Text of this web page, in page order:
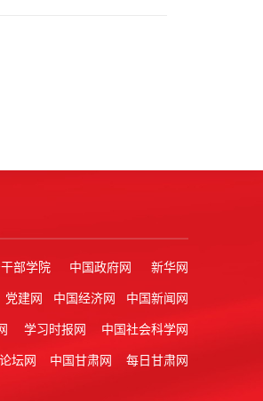
部学院 中国政府网 新华网
党建网 中国经济网 中国新闻网
学习时报网 中国社会科学网
坛网 中国甘肃网 每日甘肃网